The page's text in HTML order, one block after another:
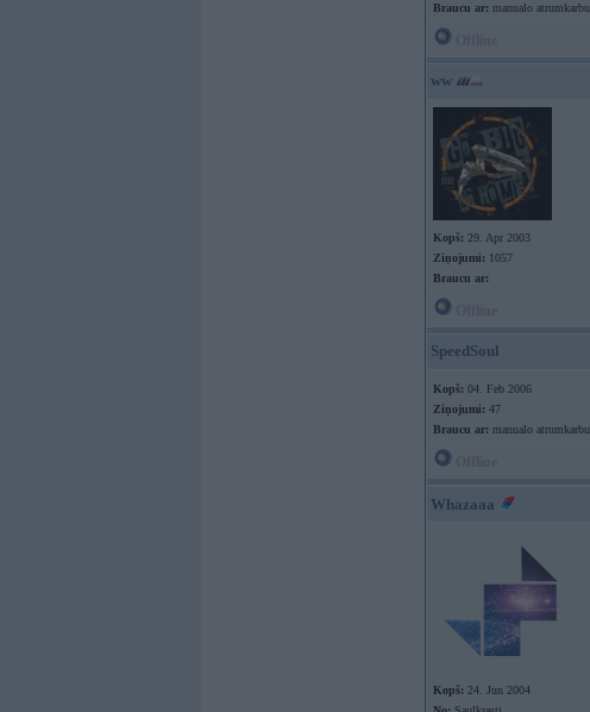
Braucu ar: manualo atrumkarbu
ww
Kopš: 29. Apr 2003
Ziņojumi: 1057
Braucu ar:
SpeedSoul
Kopš: 04. Feb 2006
Ziņojumi: 47
Braucu ar: manualo atrumkarbu
Whazaaa
Kopš: 24. Jun 2004